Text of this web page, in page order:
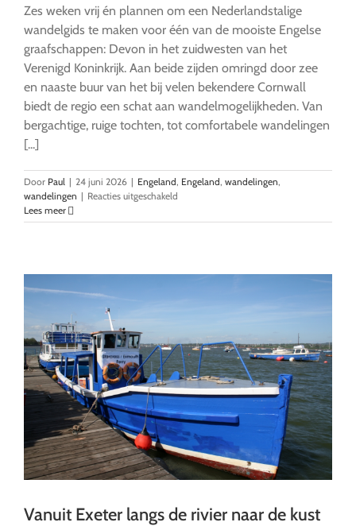
Zes weken vrij én plannen om een Nederlandstalige
wandelgids te maken voor één van de mooiste Engelse
graafschappen: Devon in het zuidwesten van het
Verenigd Koninkrijk. Aan beide zijden omringd door zee
en naaste buur van het bij velen bekendere Cornwall
biedt de regio een schat aan wandelmogelijkheden. Van
bergachtige, ruige tochten, tot comfortabele wandelingen
[...]
Door Paul | 24 juni 2026 | Engeland, Engeland, wandelingen,
wandelingen | Reacties uitgeschakeld
zes
Lees meer
Vanuit Exeter langs de rivier naar de kust